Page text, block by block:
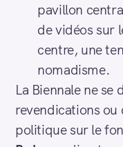
pavillon
de vidéos sur
centre, une
nomadisme.
La Biennale ne
revendications
politique sur le